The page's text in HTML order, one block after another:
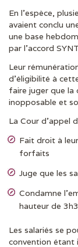
En l’espèce,
avaient conclu
une base
par l’accord
Leur
d’éligibilité à
faire juger que
inopposable et
La Cour d’appel
Fait droit à
forfaits
Juge que les
Condamne
hauteur de
Les salariés se
convention étant